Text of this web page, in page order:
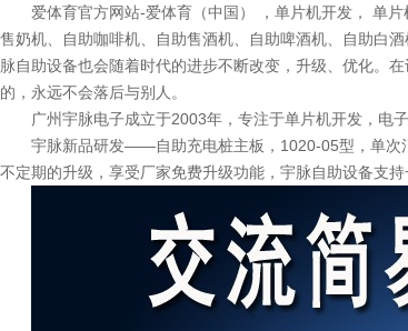
爱体育官方网站-爱体育（中国） ，单片机开发， 单
售奶机、自助咖啡机、自助售酒机、自助啤酒机、自助白
脉自助设备也会随着时代的进步不断改变，升级、优化。
的，永远不会落后与别人。
广州宇脉电子成立于2003年，专注于单片机开发，电
宇脉新品研发——自助充电桩主板，1020-05型，单次
不定期的升级，享受厂家免费升级功能，宇脉自助设备支持